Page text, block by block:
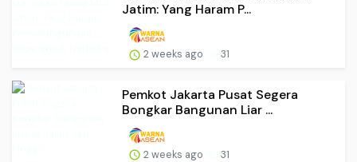
Jatim: Yang Haram P...
2 weeks ago 31
Pemkot Jakarta Pusat Segera
Bongkar Bangunan Liar ...
2 weeks ago 31